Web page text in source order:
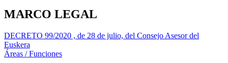
MARCO LEGAL
DECRETO 99/2020 , de 28 de julio, del Consejo Asesor del
Euskera
Áreas / Funciones